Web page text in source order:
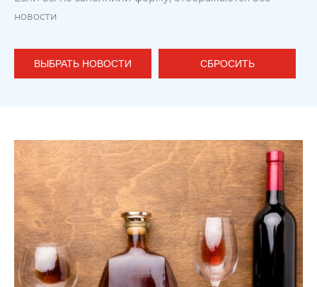
новости
ВЫБРАТЬ НОВОСТИ СБРОСИТЬ